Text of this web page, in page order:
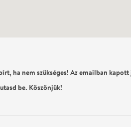
ha nem szükséges! Az emailban
be. Köszönjük!